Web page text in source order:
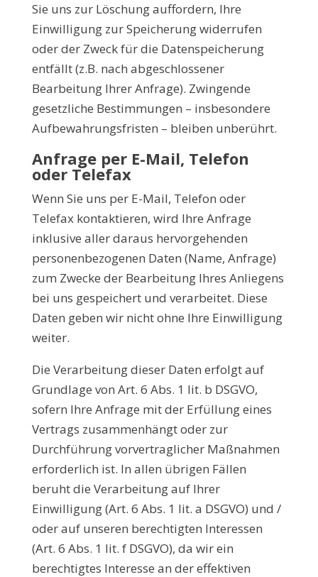
Sie uns zur Löschung auffordern, Ihre
Einwilligung zur Speicherung widerrufen
oder der Zweck für die Datenspeicherung
entfällt (z.B. nach abgeschlossener
Bearbeitung Ihrer Anfrage). Zwingende
gesetzliche Bestimmungen – insbesondere
Aufbewahrungsfristen – bleiben unberührt.
Anfrage per E-Mail, Telefon
oder Telefax
Wenn Sie uns per E-Mail, Telefon oder
Telefax kontaktieren, wird Ihre Anfrage
inklusive aller daraus hervorgehenden
personenbezogenen Daten (Name, Anfrage)
zum Zwecke der Bearbeitung Ihres Anliegens
bei uns gespeichert und verarbeitet. Diese
Daten geben wir nicht ohne Ihre Einwilligung
weiter.
Die Verarbeitung dieser Daten erfolgt auf
Grundlage von Art. 6 Abs. 1 lit. b DSGVO,
sofern Ihre Anfrage mit der Erfüllung eines
Vertrags zusammenhängt oder zur
Durchführung vorvertraglicher Maßnahmen
erforderlich ist. In allen übrigen Fällen
beruht die Verarbeitung auf Ihrer
Einwilligung (Art. 6 Abs. 1 lit. a DSGVO) und /
oder auf unseren berechtigten Interessen
(Art. 6 Abs. 1 lit. f DSGVO), da wir ein
berechtigtes Interesse an der effektiven